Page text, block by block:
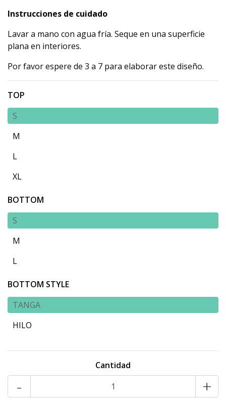
Instrucciones de cuidado
Lavar a mano con agua fría. Seque en una superficie
plana en interiores.
Por favor espere de 3 a 7 para elaborar este diseño.
TOP
S
M
L
XL
BOTTOM
S
M
L
BOTTOM STYLE
TANGA
HILO
Cantidad
- +